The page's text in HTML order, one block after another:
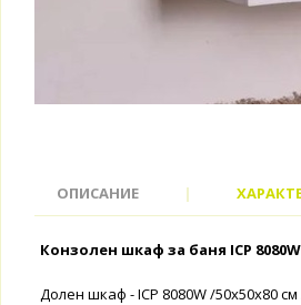
ОПИСАНИЕ |
Конзолен шкаф за баня ICP 8080W
Долен шкаф - ICP 8080W /50х50х80